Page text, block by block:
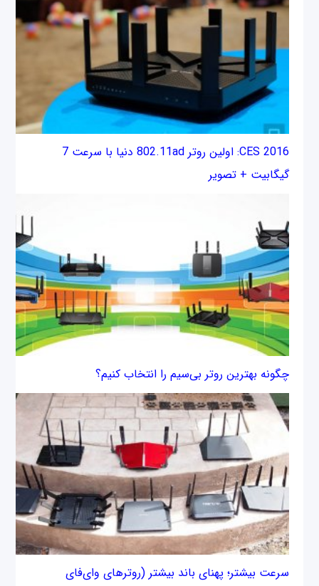
CES 2016: اولین روتر 802.11ad دنیا با سرعت 7
گیگابیت + تصویر
چگونه بهترین روتر بی‌سیم را انتخاب کنیم؟
سرعت بیشتر؛ پهنای باند بیشتر (روترهای وای‌فای